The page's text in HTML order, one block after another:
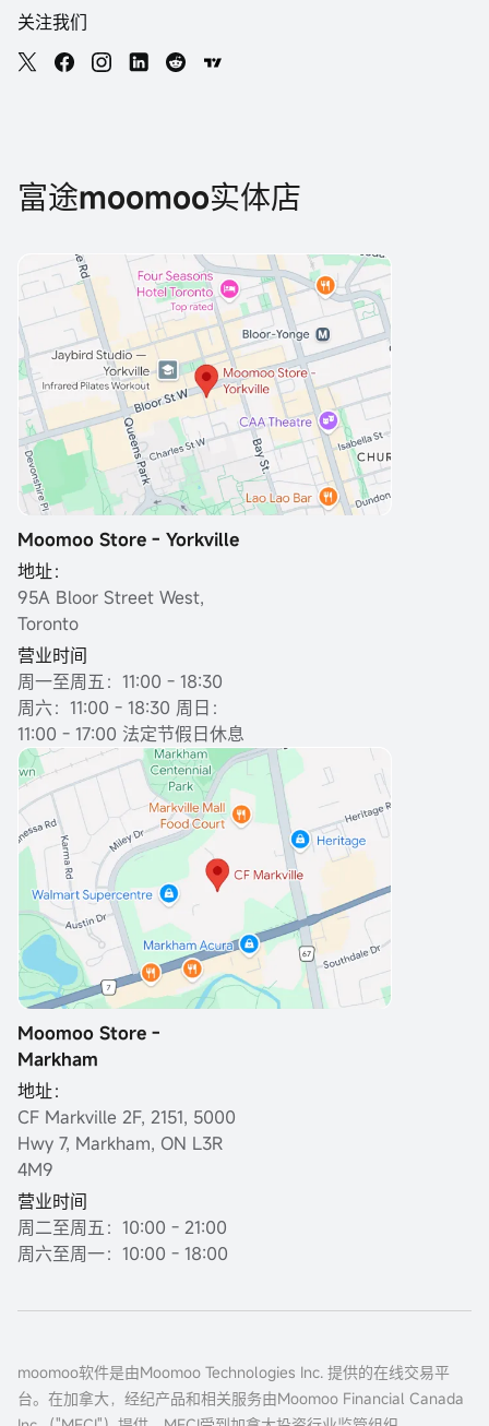
关注我们
富途moomoo实体店
Moomoo Store - Yorkville
地址：
95A Bloor Street West,
Toronto
营业时间
周一至周五：11:00 - 18:30
周六：11:00 - 18:30 周日：
11:00 - 17:00 法定节假日休息
Moomoo Store -
Markham
地址：
CF Markville 2F, 2151, 5000
Hwy 7, Markham, ON L3R
4M9
营业时间
周二至周五：10:00 - 21:00
周六至周一：10:00 - 18:00
moomoo软件是由Moomoo Technologies Inc. 提供的在线交易平
台。在加拿大，经纪产品和相关服务由Moomoo Financial Canada